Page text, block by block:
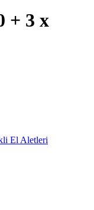
+ 3 x
El Aletleri